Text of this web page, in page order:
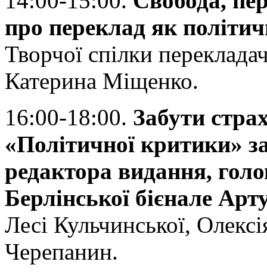
про переклад як
Творчої спілки
Катерина Міщенко.
16:00-18:00. Забути
«Політичної критики»
редактора видання,
Берлінської бієнале
Лесі Кульчинської,
Черепанин.